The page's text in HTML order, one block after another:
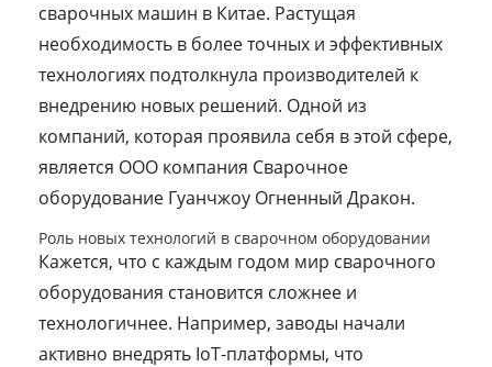
сварочных машин в Китае. Растущая
необходимость в более точных и эффективных
технологиях подтолкнула производителей к
внедрению новых решений. Одной из
компаний, которая проявила себя в этой сфере,
является ООО компания Сварочное
оборудование Гуанчжоу Огненный Дракон.
Роль новых технологий в сварочном оборудовании
Кажется, что с каждым годом мир сварочного
оборудования становится сложнее и
технологичнее. Например, заводы начали
активно внедрять IoT-платформы, что